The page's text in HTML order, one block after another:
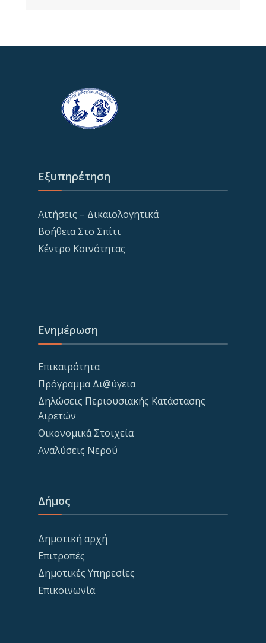
Εξυπηρέτηση
Αιτήσεις – Δικαιολογητικά
Βοήθεια Στο Σπίτι
Κέντρο Κοινότητας
Ενημέρωση
Επικαιρότητα
Πρόγραμμα Δι@ύγεια
Δηλώσεις Περιουσιακής Κατάστασης
Αιρετών
Οικονομικά Στοιχεία
Αναλύσεις Νερού
Δήμος
Δημοτική αρχή
Επιτροπές
Δημοτικές Υπηρεσίες
Επικοινωνία